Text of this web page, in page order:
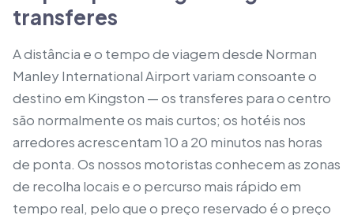
transferes
A distância e o tempo de viagem desde Norman
Manley International Airport variam consoante o
destino em Kingston — os transferes para o centro
são normalmente os mais curtos; os hotéis nos
arredores acrescentam 10 a 20 minutos nas horas
de ponta. Os nossos motoristas conhecem as zonas
de recolha locais e o percurso mais rápido em
tempo real, pelo que o preço reservado é o preço